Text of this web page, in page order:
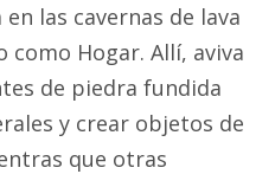
las cavernas de lava
como Hogar. Allí, aviva
de piedra fundida
y crear objetos de
que otras